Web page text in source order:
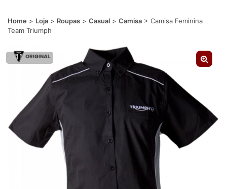
Home > Loja > Roupas > Casual > Camisa > Camisa Feminina
Team Triumph
ORIGINAL